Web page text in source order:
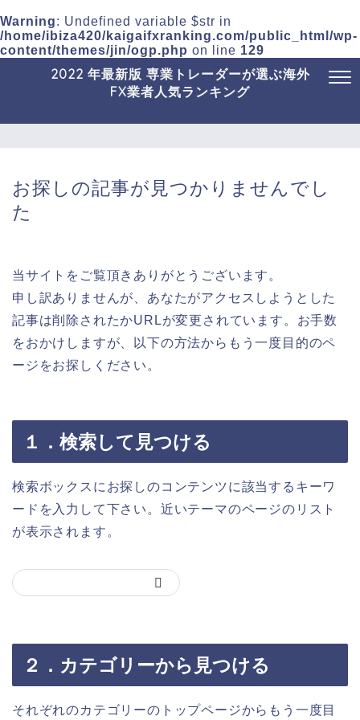
Warning: Undefined variable $str in
/home/ibiza420/kaigaifxranking.com/public_html/wp-
content/themes/jin/ogp.php on line 129
2022 年最新版 専業トレーダーが選ぶ海外
FX業者人気ランキング
お探しの記事が見つかりませんでし
た
当サイトをご覧頂きありがとうございます。
申し訳ありませんが、あなたがアクセスしようとした
記事は削除されたかURLが変更されています。お手数
をおかけしますが、以下の方法からもう一度目的のペ
ージをお探しください。
１．検索して見つける
検索ボックスにお探しのコンテンツに該当するキーワ
ードを入力して下さい。近いテーマのページのリスト
が表示されます。
２．カテゴリーから見つける
それぞれのカテゴリーのトップページからもう一度目